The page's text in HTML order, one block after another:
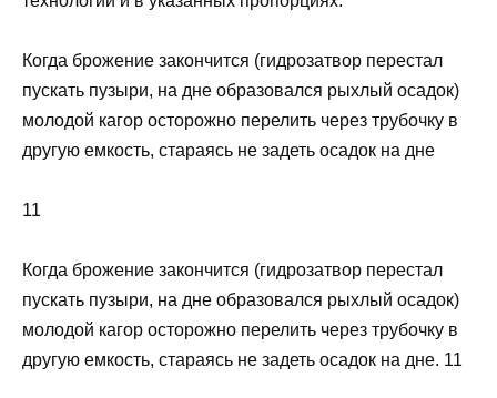
Когда брожение закончится (гидрозатвор перестал
пускать пузыри, на дне образовался рыхлый осадок)
молодой кагор осторожно перелить через трубочку в
другую емкость, стараясь не задеть осадок на дне
11
Когда брожение закончится (гидрозатвор перестал
пускать пузыри, на дне образовался рыхлый осадок)
молодой кагор осторожно перелить через трубочку в
другую емкость, стараясь не задеть осадок на дне. 11